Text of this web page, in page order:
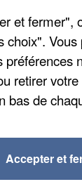
à
éleveurs
qui se
être
et fermer",
retirer
bas de
Accepter et